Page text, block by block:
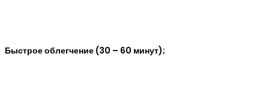
Быстрое облегчение (30 – 60 минут);